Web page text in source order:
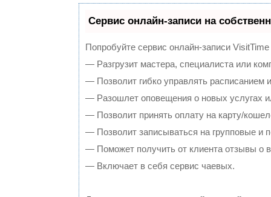
Сервис онлайн-записи на
Попробуйте сервис онлайн-записи
— Разгрузит мастера, специалиста или
— Позволит гибко управлять расписанием и
— Разошлет оповещения о новых услугах
— Позволит принять оплату на карту/
— Позволит записываться на групповые и
— Поможет получить от клиента отзывы о
— Включает в себя сервис чаевых.